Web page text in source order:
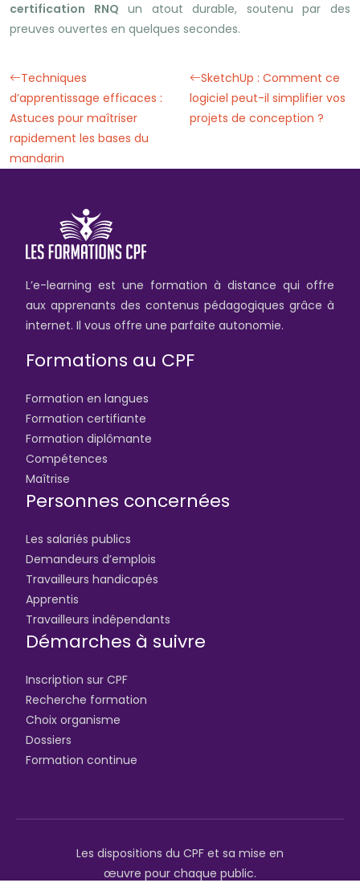
certification RNQ un atout durable, soutenu par des
preuves ouvertes en quelques secondes.
Techniques
d’apprentissage efficaces :
Astuces pour maîtriser
rapidement les bases du
mandarin
SketchUp : Comment ce
logiciel peut-il simplifier vos
projets de conception ?
L’e-learning est une formation à distance qui offre
aux apprenants des contenus pédagogiques grâce à
internet. Il vous offre une parfaite autonomie.
Formations au CPF
Formation en langues
Formation certifiante
Formation diplômante
Compétences
Maîtrise
Personnes concernées
Les salariés publics
Demandeurs d’emplois
Travailleurs handicapés
Apprentis
Travailleurs indépendants
Démarches à suivre
Inscription sur CPF
Recherche formation
Choix organisme
Dossiers
Formation continue
Les dispositions du CPF et sa mise en
œuvre pour chaque public.